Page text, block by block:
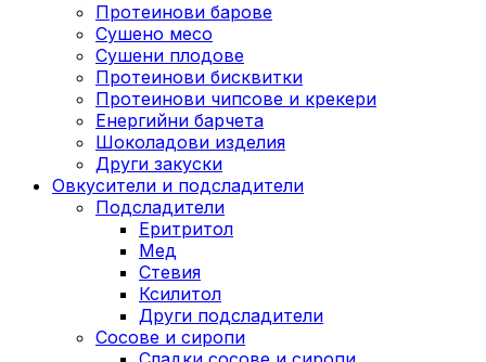
Протеинови бaрове
Сушено месо
Сушени плодове
Протеинови бисквитки
Протеинови чипсове и крекери
Енергийни барчета
Шоколадови изделия
Други закуски
Овкусители и подсладители
Подсладители
Еритритол
Мед
Стевия
Ксилитол
Други подсладители
Сосове и сиропи